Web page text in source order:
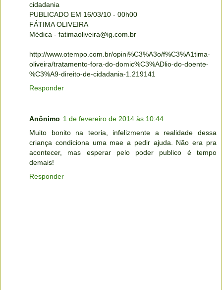
cidadania
PUBLICADO EM 16/03/10 - 00h00
FÁTIMA OLIVEIRA
Médica - fatimaoliveira@ig.com.br
http://www.otempo.com.br/opini%C3%A3o/f%C3%A1tima-
oliveira/tratamento-fora-do-domic%C3%ADlio-do-doente-
%C3%A9-direito-de-cidadania-1.219141
Responder
Anônimo 1 de fevereiro de 2014 às 10:44
Muito bonito na teoria, infelizmente a realidade dessa
criança condiciona uma mae a pedir ajuda. Não era pra
acontecer, mas esperar pelo poder publico é tempo
demais!
Responder